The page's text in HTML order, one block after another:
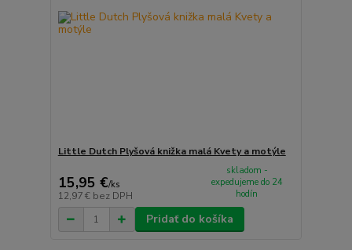
Little Dutch Plyšová knižka malá Kvety a motýle
15,95 €/ks
12,97 € bez DPH
skladom -
expedujeme do 24
hodín
Pridať do košíka